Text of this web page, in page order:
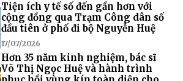
Tiện ích y tế số đến gần hơn với
cộng đồng qua Trạm Công dân số
đầu tiên ở phố đi bộ Nguyễn Huệ
17/07/2026
Hơn 35 năm kinh nghiệm, bác sĩ
Võ Thị Ngọc Huệ và hành trình